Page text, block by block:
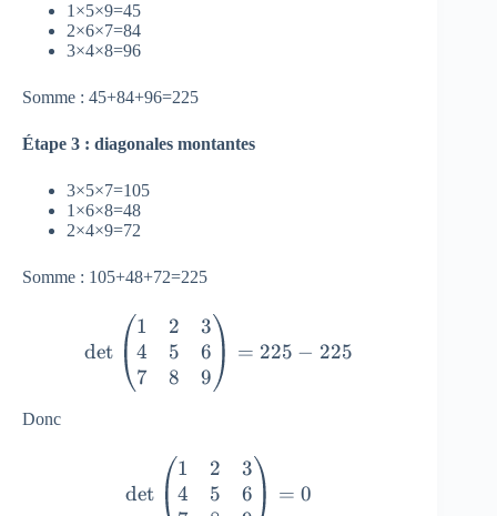
1×5×9=45
2×6×7=84
3×4×8=96
Somme : 45+84+96=225
Étape 3 : diagonales montantes
3×5×7=105
1×6×8=48
2×4×9=72
Somme : 105+48+72=225
\det\begin{pmatrix} 1 & 2
det
1
4
7
2
5
8
3
6
9
= 225 − 225
Donc
\det\begin{pmatrix} 1 & 2
det
1
4
2
5
3
6
= 0